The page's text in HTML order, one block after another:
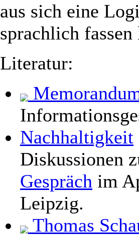
aus sich eine
sprachlich fassen
Literatur:
Nachhaltigkeit
Diskussionen
Gespräch im
Leipzig.
Thomas